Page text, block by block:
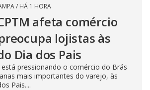
/ HÁ 1 HORA
afeta comércio
lojistas às
Dia dos Pais
está pressionando o comércio do Brás
mais importantes do varejo, às
Pais....